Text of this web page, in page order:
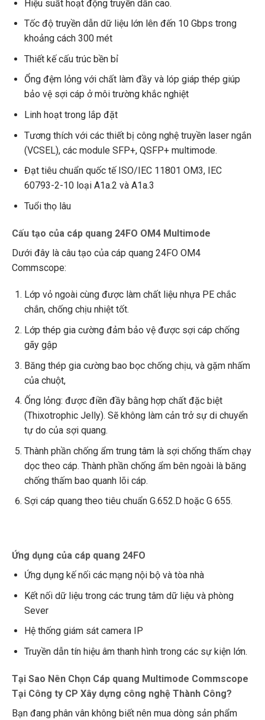
Hiệu suất hoạt động truyền dẫn cao.
Tốc độ truyền dẫn dữ liệu lớn lên đến 10 Gbps trong
khoảng cách 300 mét
Thiết kế cấu trúc bền bỉ
Ổng đệm lỏng với chất làm đầy và lóp giáp thép giúp
bảo vệ sợi cáp ở môi trường khắc nghiệt
Linh hoạt trong lắp đặt
Tương thích với các thiết bị công nghệ truyền laser ngắn
(VCSEL), các module SFP+, QSFP+ multimode.
Đạt tiêu chuẩn quốc tế ISO/IEC 11801 OM3, IEC
60793-2-10 loại A1a.2 và A1a.3
Tuổi thọ lâu
Cấu tạo của cáp quang 24FO OM4 Multimode
Dưới đây là câu tạo của cáp quang 24FO OM4
Commscope:
Lớp vỏ ngoài cùng được làm chất liệu nhựa PE chắc
chắn, chống chịu nhiệt tốt.
Lớp thép gia cường đảm bảo vệ được sợi cáp chống
gãy gập
Băng thép gia cường bao bọc chống chịu, và gặm nhấm
của chuột,
Ống lỏng: được điền đầy bằng hợp chất đặc biệt
(Thixotrophic Jelly). Sẽ không làm cản trở sự di chuyển
tự do của sợi quang.
Thành phần chống ẩm trung tâm là sợi chống thấm chạy
dọc theo cáp. Thành phần chống ẩm bên ngoài là băng
chống thấm bao quanh lõi cáp.
Sợi cáp quang theo tiêu chuẩn G.652.D hoặc G 655.
Ứng dụng của cáp quang 24FO
Ứng dụng kế nối các mạng nội bộ và tòa nhà
Kết nối dữ liệu trong các trung tâm dữ liệu và phòng
Sever
Hệ thống giám sát camera IP
Truyền dẫn tín hiệu âm thanh hình trong các sự kiện lớn.
Tại Sao Nên Chọn Cáp quang Multimode Commscope
Tại Công ty CP Xây dựng công nghệ Thành Công?
Bạn đang phân vân không biết nên mua dòng sản phẩm